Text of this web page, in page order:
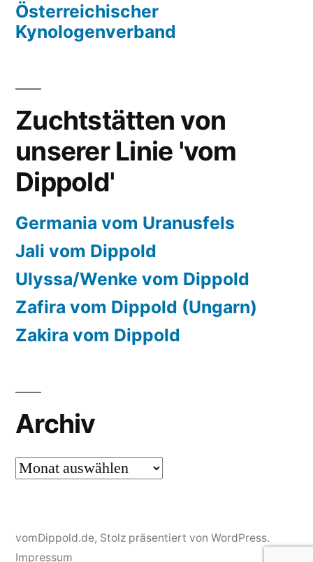
Österreichischer
Kynologenverband
Zuchtstätten von
unserer Linie 'vom
Dippold'
Germania vom Uranusfels
Jali vom Dippold
Ulyssa/Wenke vom Dippold
Zafira vom Dippold (Ungarn)
Zakira vom Dippold
Archiv
Archiv
vomDippold.de, Stolz präsentiert von WordPress.
Impressum